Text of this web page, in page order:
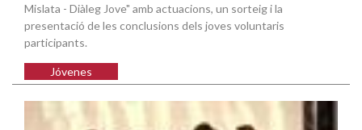
Mislata - Diàleg Jove" amb actuacions, un sorteig i la
presentació de les conclusions dels joves voluntaris
participants.
Jóvenes